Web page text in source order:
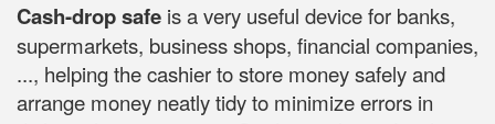
Cash-drop safe is a very useful device for banks,
supermarkets, business shops, financial companies,
..., helping the cashier to store money safely and
arrange money neatly tidy to minimize errors in